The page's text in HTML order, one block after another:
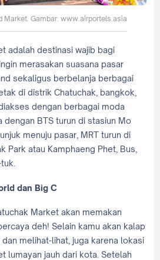
Market. Gambar: www.airportels.asia
adalah destinasi wajib bagi
merasakan suasana pasar
sekaligus berbelanja berbagai
di distrik Chatuchak, bangkok,
dengan berbagai moda
dengan BTS turun di stasiun Mo
menuju pasar, MRT turun di
Park atau Kamphaeng Phet, Bus,
dan Big C
Market akan memakan
deh! Selain kamu akan kalap
melihat-lihat, juga karena lokasi
lumayan jauh dari kota. Setelah